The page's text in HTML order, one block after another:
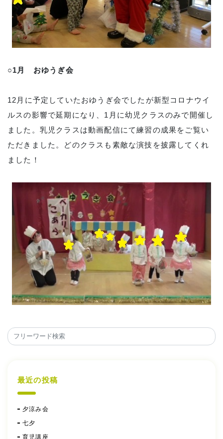
○1月 おゆうぎ会
12月に予定していたおゆうぎ会でしたが新型コロナウイ
ルスの影響で延期になり、1月に幼児クラスのみで開催し
ました。乳児クラスは動画配信にて練習の成果をご覧い
ただきました。どのクラスも素敵な演技を披露してくれ
ました！
最近の投稿
夕涼み会
七夕
育児講座